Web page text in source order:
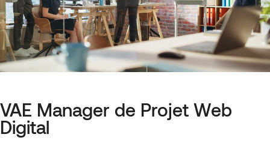
VAE Manager de Projet Web
Digital